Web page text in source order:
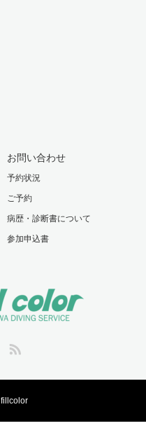
お問い合わせ
予約状況
ご予約
病歴・診断書について
参加申込書
fillcolor